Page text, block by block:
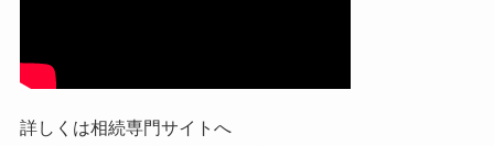
詳しくは相続専門サイトへ